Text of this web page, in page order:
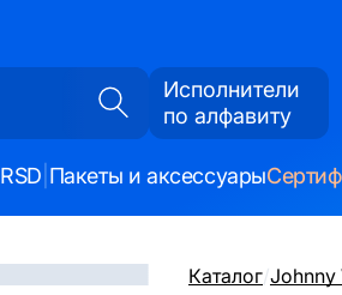
Исполнители
по алфавиту
RSD Пакеты и аксессуары
Каталог/Johnny